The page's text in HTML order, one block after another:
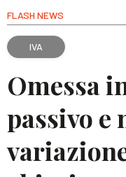
FLASH NEWS
IVA
Omessa
passivo e